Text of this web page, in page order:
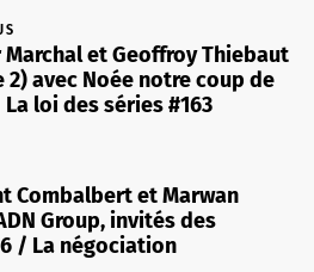
Marchal et Geoffroy Thiebaut
avec Noée notre coup de
loi des séries #163
Combalbert et Marwan
Group, invités des
/ La négociation